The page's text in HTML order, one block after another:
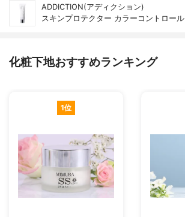
ADDICTION(アディクション)
スキンプロテクター カラーコントロール
化粧下地おすすめランキング
1位